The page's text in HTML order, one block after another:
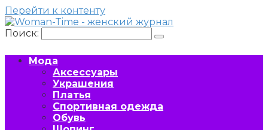
Перейти к контенту
Поиск:
Мода
Аксессуары
Украшения
Платья
Спортивная одежда
Обувь